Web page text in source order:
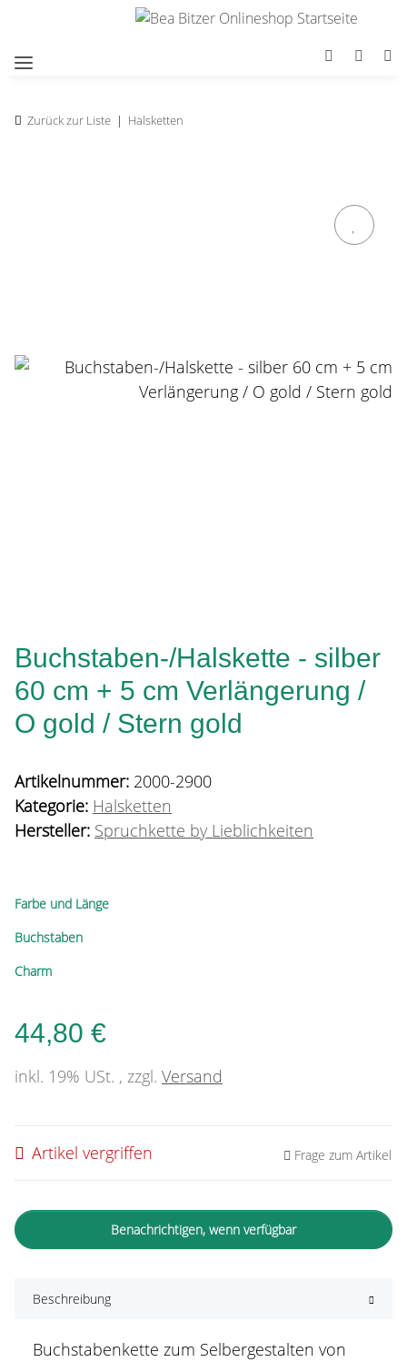
Zurück zur Liste Halsketten
Buchstaben-/Halskette - silber
60 cm + 5 cm Verlängerung /
O gold / Stern gold
Artikelnummer: 2000-2900
Kategorie: Halsketten
Hersteller: Spruchkette by Lieblichkeiten
Farbe und Länge
Buchstaben
Charm
44,80 €
inkl. 19% USt. , zzgl. Versand
Artikel vergriffen Frage zum Artikel
Benachrichtigen, wenn verfügbar
Beschreibung
Buchstabenkette zum Selbergestalten von